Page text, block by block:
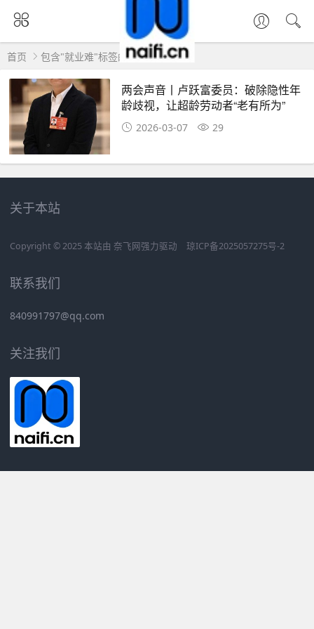
首页 包含"就业难"标签的文章
两会声音丨卢跃富委员：破除隐性年
龄歧视，让超龄劳动者“老有所为”
2026-03-07 29
关于本站
Copyright © 2025 本站由 奈飞网强力驱动 琼ICP备2025057275号-2
联系我们
840991797@qq.com
关注我们